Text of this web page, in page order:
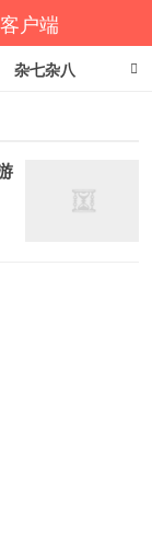
户端
杂七杂八